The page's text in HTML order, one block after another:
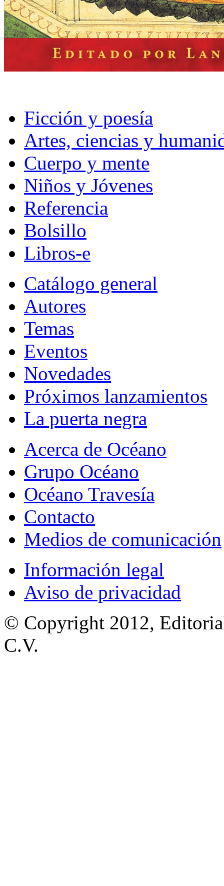
Ficción y poesía
Artes, ciencias y
Cuerpo y mente
Niños y Jóvenes
Referencia
Bolsillo
Libros-e
Catálogo general
Autores
Temas
Eventos
Novedades
Próximos lanzamientos
La puerta negra
Acerca de Océano
Grupo Océano
Océano Travesía
Contacto
Medios de comunicación
Información legal
Aviso de privacidad
© Copyright 2012,
C.V.